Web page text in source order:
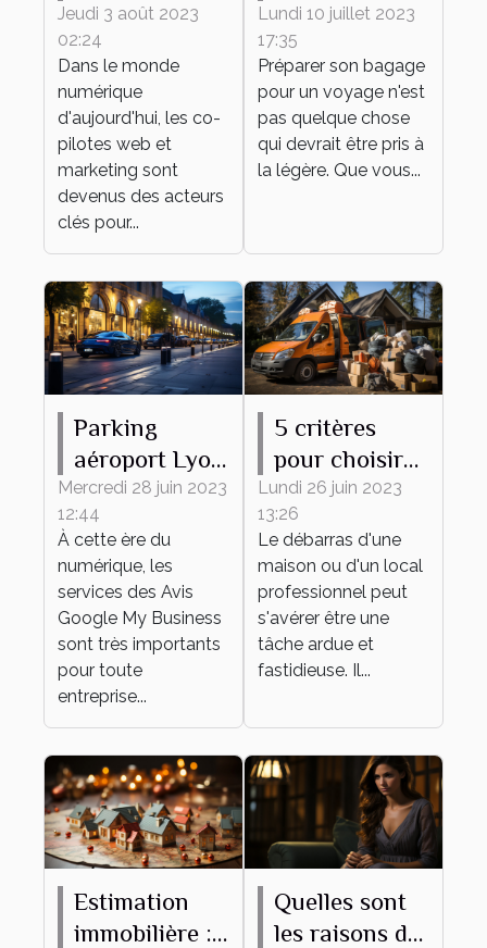
clés d'un bon
co-pilote web
et marketing
Jeudi 3 août 2023
02:24
Dans le monde
numérique
d'aujourd'hui, les co-
pilotes web et
marketing sont
devenus des acteurs
clés pour...
Comment
Préparer son
Bagage
Lundi 10 juillet 2023
17:35
Préparer son bagage
pour un voyage n'est
pas quelque chose
qui devrait être pris à
la légère. Que vous...
Parking
aéroport Lyon
: comment
accroître sa
réputation
grâce aux
témoignages
des clients ?
Mercredi 28 juin 2023
12:44
À cette ère du
numérique, les
services des Avis
Google My Business
sont très importants
pour toute
entreprise...
5 critères
pour choisir
une entreprise
de débarras
Lundi 26 juin 2023
13:26
Le débarras d'une
maison ou d'un local
professionnel peut
s'avérer être une
tâche ardue et
fastidieuse. Il...
Estimation
immobilière :
Quelles sont
les raisons de